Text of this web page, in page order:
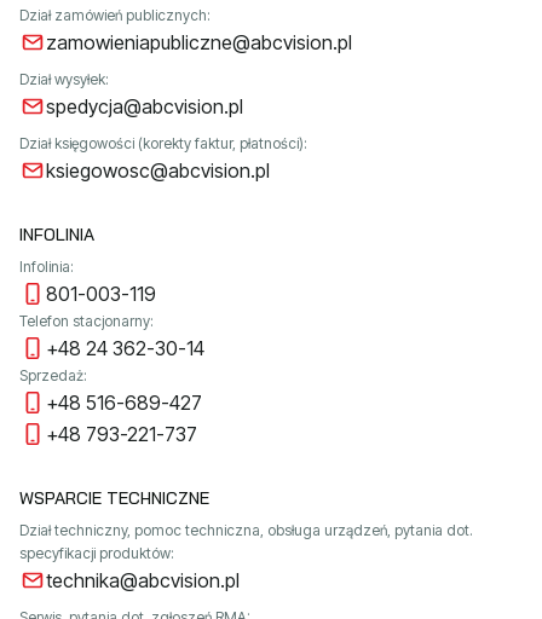
Dział zamówień publicznych:
zamowieniapubliczne@abcvision.pl
Dział wysyłek:
spedycja@abcvision.pl
Dział księgowości (korekty faktur, płatności):
ksiegowosc@abcvision.pl
INFOLINIA
Infolinia:
801-003-119
Telefon stacjonarny:
+48 24 362-30-14
Sprzedaż:
+48 516-689-427
+48 793-221-737
WSPARCIE TECHNICZNE
Dział techniczny, pomoc techniczna, obsługa urządzeń, pytania dot.
specyfikacji produktów:
technika@abcvision.pl